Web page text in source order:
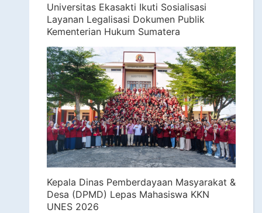
Universitas Ekasakti Ikuti Sosialisasi
Layanan Legalisasi Dokumen Publik
Kementerian Hukum Sumatera
Kepala Dinas Pemberdayaan Masyarakat &
Desa (DPMD) Lepas Mahasiswa KKN
UNES 2026